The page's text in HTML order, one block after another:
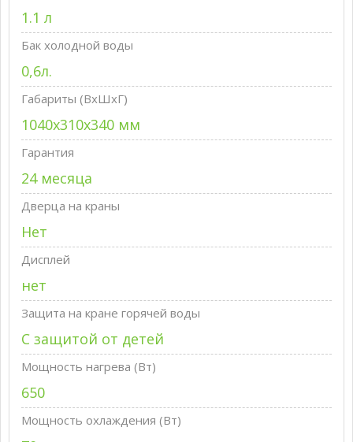
1.1 л
Бак холодной воды
0,6л.
Габариты (ВxШxГ)
1040х310х340 мм
Гарантия
24 месяца
Дверца на краны
Нет
Дисплей
нет
Защита на кране горячей воды
С защитой от детей
Мощность нагрева (Вт)
650
Мощность охлаждения (Вт)